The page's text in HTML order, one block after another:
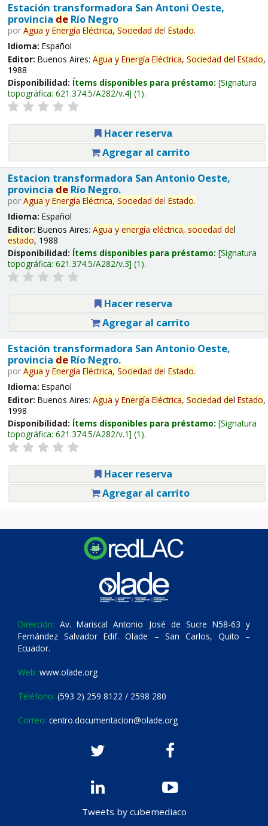
Estación transformadora San Antoni Oeste,
provincia deRío Negro
por Agua y Energía Eléctrica, Sociedad del Estado.
Idioma: Español
Editor: Buenos Aires: Agua y Energía Eléctrica, Sociedad del Estado,
1988
Disponibilidad: Ítems disponibles para préstamo: Signatura
topográfica: 621.374.5/A282/v.4 (1).
Hacer reserva
Agregar al carrito
Estacion transformadora San Antonio Oeste,
provincia deRío Negro.
por Agua y Energía Eléctrica, Sociedad del Estado.
Idioma: Español
Editor: Buenos Aires: Agua y energía eléctrica, sociedad del
estado, 1988
Disponibilidad: Ítems disponibles para préstamo: Signatura
topográfica: 621.374.5/A282/v.3 (1).
Hacer reserva
Agregar al carrito
Estación transformadora San Antonio Oeste,
provincia deRío Negro.
por Agua y Energía Eléctrica, Sociedad del Estado.
Idioma: Español
Editor: Buenos Aires: Agua y Energía Eléctrica, Sociedad del Estado,
1998
Disponibilidad: Ítems disponibles para préstamo: Signatura
topográfica: 621.374.5/A282/v.1 (1).
Hacer reserva
Agregar al carrito
Dirección: Av. Mariscal Antonio José de Sucre N58-63 y
Fernández Salvador Edif. Olade – San Carlos, Quito –
Ecuador.
Web: www.olade.org
Teléfono: (593 2) 259 8122 / 2598 280
Correo: centro.documentacion@olade.org
Tweets by cubemediaco